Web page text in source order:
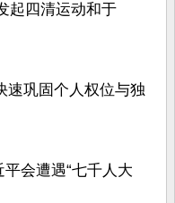
起四清运动和于
速巩固个人权位与独
会遭遇“七千人大